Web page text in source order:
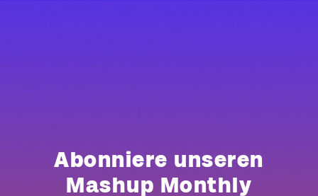
Abonniere unseren
Mashup Monthly